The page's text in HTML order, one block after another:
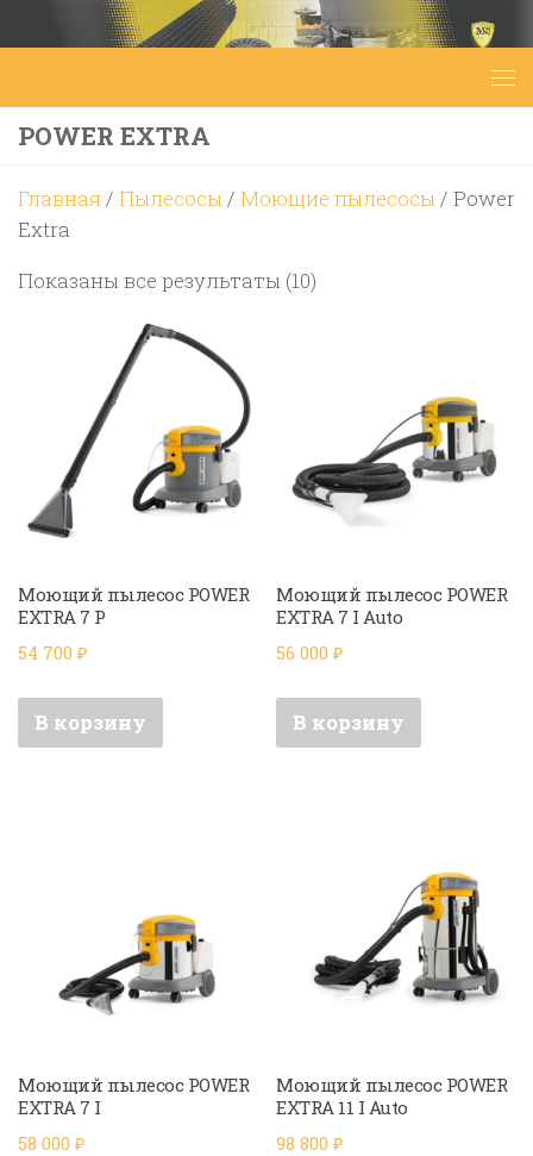
Перейти к содержимому
POWER EXTRA
Главная/ Пылесосы/ Моющие пылесосы/ Power
Extra
Показаны все результаты (10)
Моющий пылесос POWER
EXTRA 7 P
54 700 ₽
В корзину
Моющий пылесос POWER
EXTRA 7 I Auto
56 000₽
В корзину
Моющий пылесос POWER
EXTRA 7 I
58 000 ₽
Моющий пылесос POWER
EXTRA 11 I Auto
98 800₽